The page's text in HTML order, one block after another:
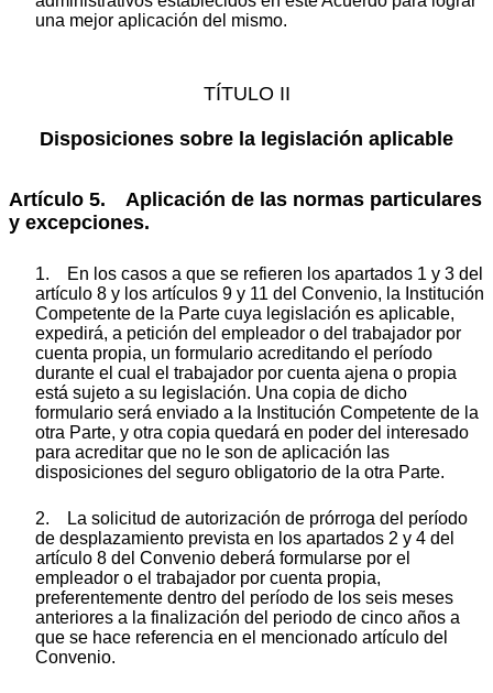
una mejor aplicación del mismo.
TÍTULO II
Disposiciones sobre la legislación aplicable
Artículo 5. Aplicación de las normas particulares
y excepciones.
1. En los casos a que se refieren los apartados 1 y 3 del
artículo 8 y los artículos 9 y 11 del Convenio, la Institución
Competente de la Parte cuya legislación es aplicable,
expedirá, a petición del empleador o del trabajador por
cuenta propia, un formulario acreditando el período
durante el cual el trabajador por cuenta ajena o propia
está sujeto a su legislación. Una copia de dicho
formulario será enviado a la Institución Competente de la
otra Parte, y otra copia quedará en poder del interesado
para acreditar que no le son de aplicación las
disposiciones del seguro obligatorio de la otra Parte.
2. La solicitud de autorización de prórroga del período
de desplazamiento prevista en los apartados 2 y 4 del
artículo 8 del Convenio deberá formularse por el
empleador o el trabajador por cuenta propia,
preferentemente dentro del período de los seis meses
anteriores a la finalización del periodo de cinco años a
que se hace referencia en el mencionado artículo del
Convenio.